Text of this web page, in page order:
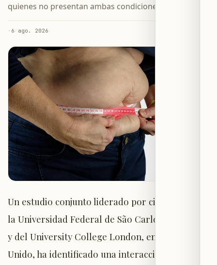
quienes no presentan ambas condiciones.
· 6 ago. 2026
Un estudio conjunto liderado por científicos de
la Universidad Federal de São Carlos, en Brasil,
y del University College London, en el Reino
Unido, ha identificado una interacción peligrosa